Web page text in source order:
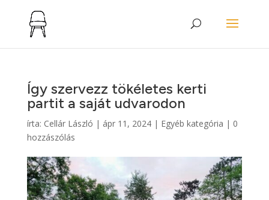
Így szervezz tökéletes kerti
partit a saját udvarodon
írta: Cellár László | ápr 11, 2024| Egyéb kategória | 0
hozzászólás